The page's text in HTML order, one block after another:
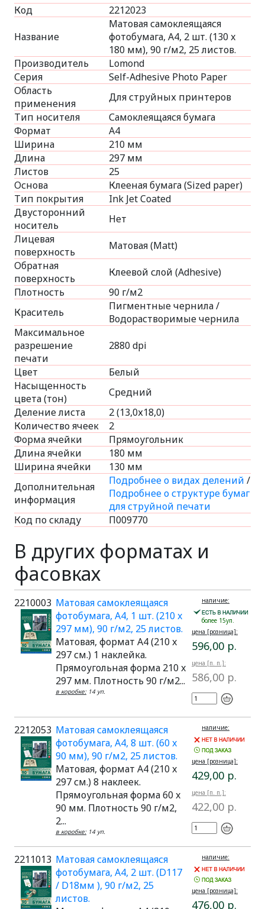
Код 2212023
Название
Матовая самоклеящаяся
фотобумага, A4, 2 шт. (130 x
180 мм), 90 г/м2, 25 листов.
Производитель
Lomond
Серия
Self-Adhesive Photo Paper
Область
применения
Для струйных принтеров
Тип носителя
Самоклеящаяся бумага
Формат
A4
Ширина
210 мм
Длина
297 мм
Листов
25
Основа
Клееная бумага (Sized paper)
Тип покрытия
Ink Jet Coated
Двусторонний
носитель
Нет
Лицевая
поверхность
Матовая (Matt)
Обратная
поверхность
Клеевой слой (Adhesive)
Плотность
90 г/м2
Краситель
Пигментные чернила /
Водорастворимые чернила
Максимальное
разрешение
печати
2880 dpi
Цвет
Белый
Насыщенность
цвета (тон)
Средний
Деление листа
2 (13,0х18,0)
Количество ячеек
2
Форма ячейки
Прямоугольник
Длина ячейки
180 мм
Ширина ячейки
130 мм
Дополнительная
информация
Подробнее о видах делений /
Подробнее о структуре бумаг
для струйной печати
Код по складу
П009770
В других форматах и
фасовках
2210003 Матовая самоклеящаяся
фотобумага, A4, 1 шт. (210 x
297 мм), 90 г/м2, 25 листов.
Матовая, формат A4 (210 x
297 см.) 1 наклейка.
Прямоугольная форма 210 x
297 мм. Плотность 90 г/м2...
в коробке: 14 уп.
наличие:
более 15уп.
цена [розница]:
596,00 р.
цена [п. п.]:
586,00 р.
2212053 Матовая самоклеящаяся
фотобумага, A4, 8 шт. (60 x
90 мм), 90 г/м2, 25 листов.
Матовая, формат A4 (210 x
297 см.) 8 наклеек.
Прямоугольная форма 60 x
90 мм. Плотность 90 г/м2,
2...
в коробке: 14 уп.
наличие:
цена [розница]:
429,00 р.
цена [п. п.]:
422,00 р.
2211013 Матовая самоклеящаяся
фотобумага, A4, 2 шт. (D117
/ D18мм ), 90 г/м2, 25
листов.
наличие:
цена [розница]:
476,00 р.